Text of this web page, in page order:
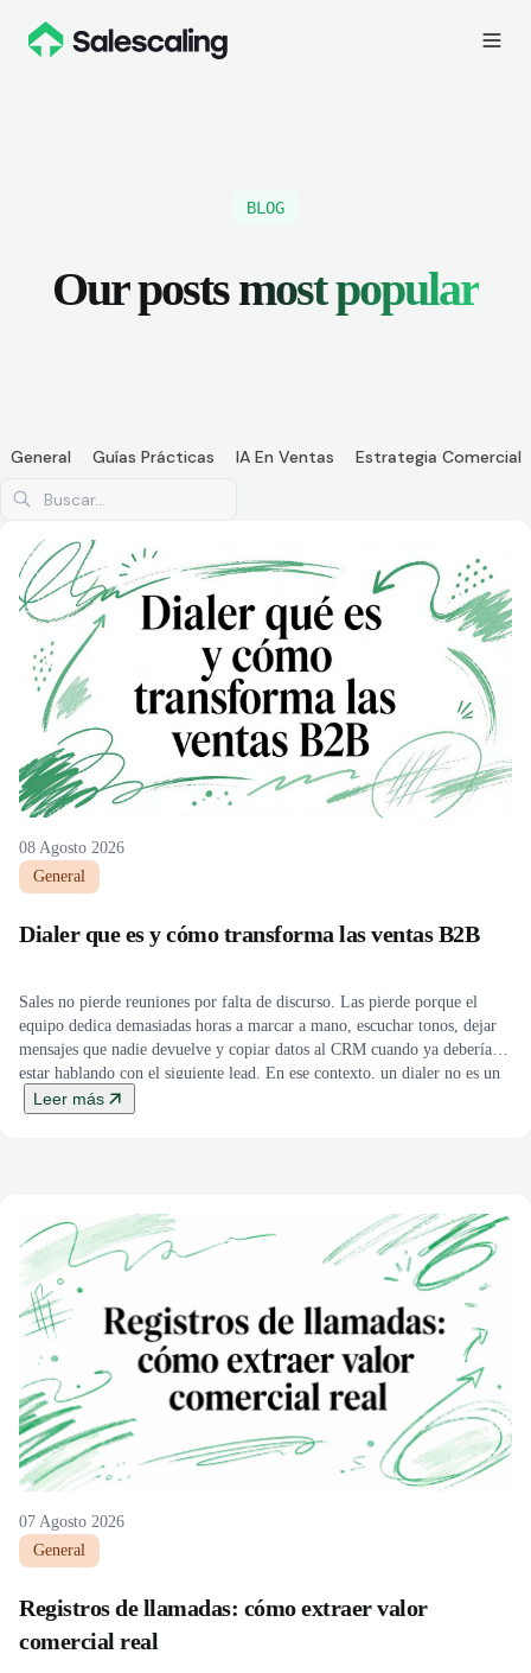
BLOG
Our postsmost popular
General Guías Prácticas IA En Ventas Estrategia Comercial
08 Agosto 2026
General
Dialer que es y cómo transforma las ventas B2B
Sales no pierde reuniones por falta de discurso. Las pierde porque el
equipo dedica demasiadas horas a marcar a mano, escuchar tonos, dejar
mensajes que nadie devuelve y copiar datos al CRM cuando ya debería
estar hablando con el siguiente lead. En ese contexto, un dialer no es un
accesorio, es la capa que decide […]
Leer más
07 Agosto 2026
General
Registros de llamadas: cómo extraer valor
comercial real